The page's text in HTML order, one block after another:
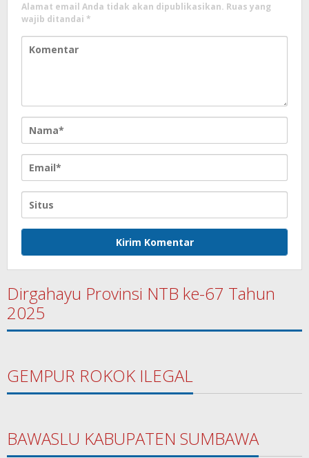
Alamat email Anda tidak akan dipublikasikan. Ruas yang
wajib ditandai *
Dirgahayu Provinsi NTB ke-67 Tahun
2025
GEMPUR ROKOK ILEGAL
BAWASLU KABUPATEN SUMBAWA